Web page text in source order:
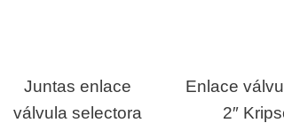
Juntas enlace
válvula selectora
Enlace
2″